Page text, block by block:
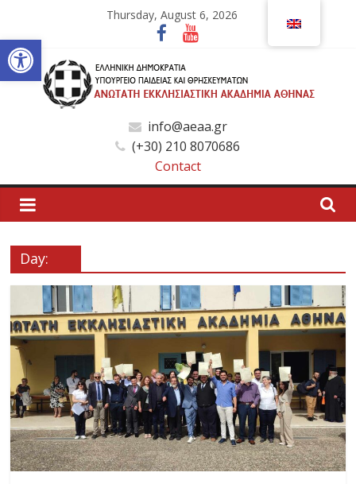
Open toolbar
content
Thursday, August 6, 2026
Ανώτατη
Εκκλησιαστική
Ακαδημία
Αθηνών
Ανώτατη
Εκκλησιαστική
Ακαδημία
Αθηνών
info@aeaa.gr
(+30) 210 8070686
Contact
Day: